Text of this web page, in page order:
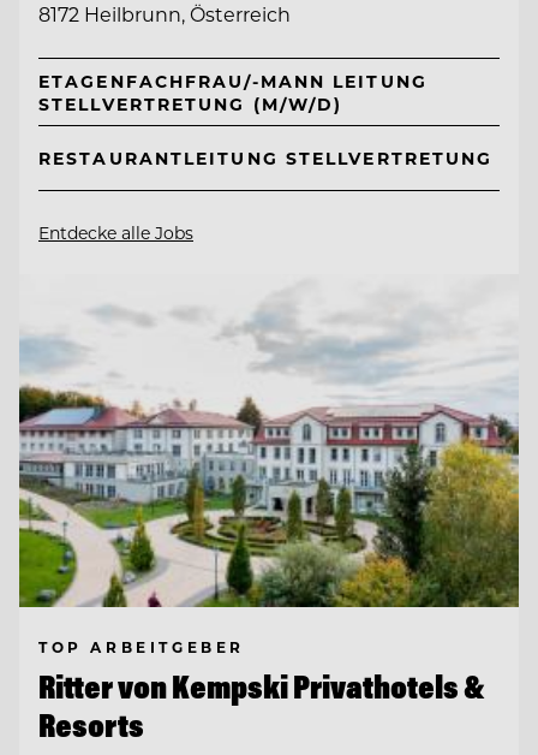
8172 Heilbrunn, Österreich
ETAGENFACHFRAU/-MANN LEITUNG
STELLVERTRETUNG (M/W/D)
RESTAURANTLEITUNG STELLVERTRETUNG
Entdecke alle Jobs
TOP ARBEITGEBER
Ritter von Kempski Privathotels &
Resorts